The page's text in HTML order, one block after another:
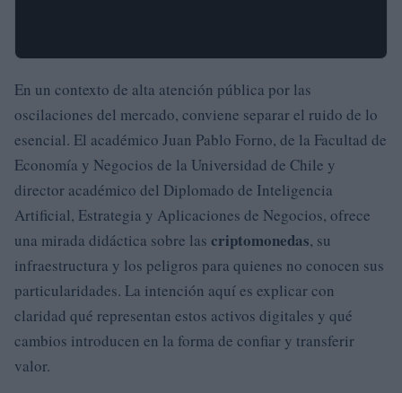
En un contexto de alta atención pública por las
oscilaciones del mercado, conviene separar el ruido de lo
esencial. El académico Juan Pablo Forno, de la Facultad de
Economía y Negocios de la Universidad de Chile y
director académico del Diplomado de Inteligencia
Artificial, Estrategia y Aplicaciones de Negocios, ofrece
una mirada didáctica sobre las criptomonedas, su
infraestructura y los peligros para quienes no conocen sus
particularidades. La intención aquí es explicar con
claridad qué representan estos activos digitales y qué
cambios introducen en la forma de confiar y transferir
valor.